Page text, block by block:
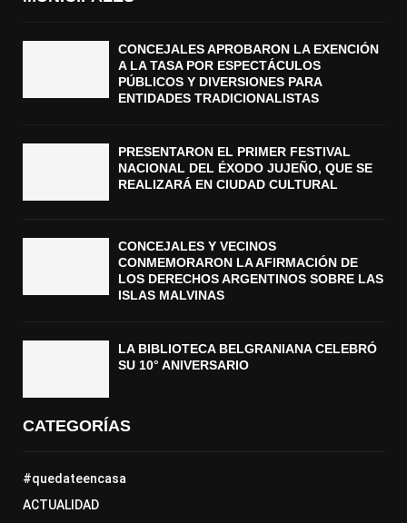
CONCEJALES APROBARON LA EXENCIÓN
A LA TASA POR ESPECTÁCULOS
PÚBLICOS Y DIVERSIONES PARA
ENTIDADES TRADICIONALISTAS
PRESENTARON EL PRIMER FESTIVAL
NACIONAL DEL ÉXODO JUJEÑO, QUE SE
REALIZARÁ EN CIUDAD CULTURAL
CONCEJALES Y VECINOS
CONMEMORARON LA AFIRMACIÓN DE
LOS DERECHOS ARGENTINOS SOBRE LAS
ISLAS MALVINAS
LA BIBLIOTECA BELGRANIANA CELEBRÓ
SU 10° ANIVERSARIO
CATEGORÍAS
#quedateencasa
ACTUALIDAD